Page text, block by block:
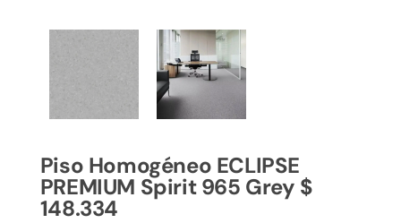
Piso Homogéneo ECLIPSE
PREMIUM Spirit 965 Grey $
148.334